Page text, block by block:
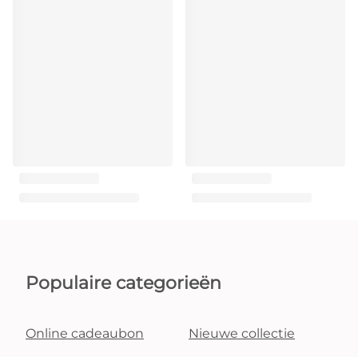
Populaire categorieën
Online cadeaubon Nieuwe collectie